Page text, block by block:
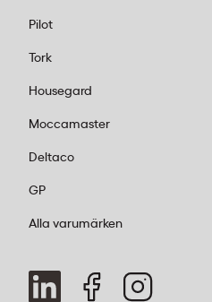
Pilot
Tork
Housegard
Moccamaster
Deltaco
GP
Alla varumärken